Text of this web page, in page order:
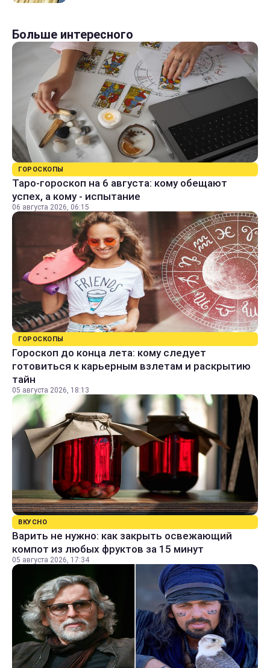
Больше интересного
ГОРОСКОПЫ
Таро-гороскоп на 6 августа: кому обещают
успех, а кому - испытание
06 августа 2026, 06:15
ГОРОСКОПЫ
Гороскоп до конца лета: кому следует
готовиться к карьерным взлетам и раскрытию
тайн
05 августа 2026, 18:13
ВКУСНО
Варить не нужно: как закрыть освежающий
компот из любых фруктов за 15 минут
05 августа 2026, 17:34